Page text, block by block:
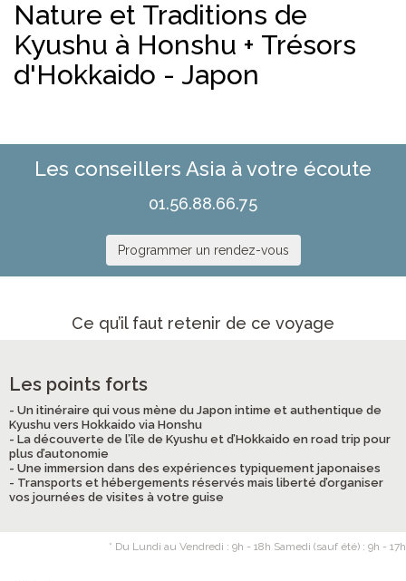
Nature et Traditions de
Kyushu à Honshu + Trésors
d'Hokkaido - Japon
Les conseillers Asia à votre écoute
01.56.88.66.75
Programmer un rendez-vous
Ce qu’il faut retenir de ce voyage
Les points forts
- Un itinéraire qui vous mène du Japon intime et authentique de
Kyushu vers Hokkaido via Honshu
- La découverte de l’île de Kyushu et d’Hokkaido en road trip pour
plus d’autonomie
- Une immersion dans des expériences typiquement japonaises
- Transports et hébergements réservés mais liberté d’organiser
vos journées de visites à votre guise
* Du Lundi au Vendredi : 9h - 18h Samedi (sauf été) : 9h - 17h